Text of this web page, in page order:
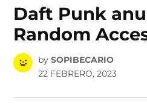
Daft Punk
Random
by SOPIBECARIO
22 FEBRERO, 2023